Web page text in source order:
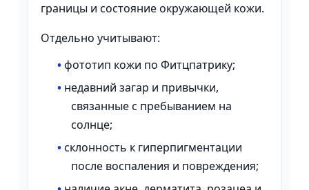
границы и состояние окружающей кожи.
Отдельно учитывают:
•фототип кожи по Фитцпатрику;
• недавний загар и привычки,
связанные с пребыванием на
солнце;
•склонность к гиперпигментации
после воспаления и повреждения;